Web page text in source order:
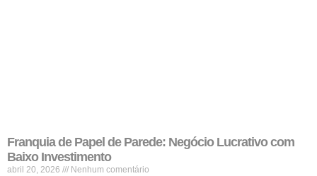
Franquia de Papel de Parede: Negócio Lucrativo com
Baixo Investimento
abril 20, 2026 Nenhum comentário